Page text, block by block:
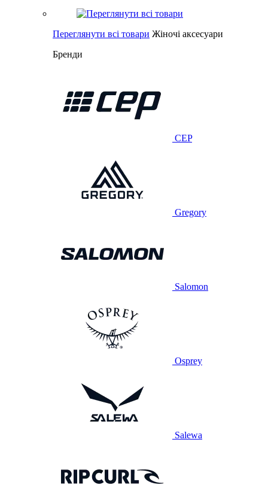
Переглянути всі товари Жіночі аксесуари
Бренди
CEP
Gregory
Salomon
Osprey
Salewa